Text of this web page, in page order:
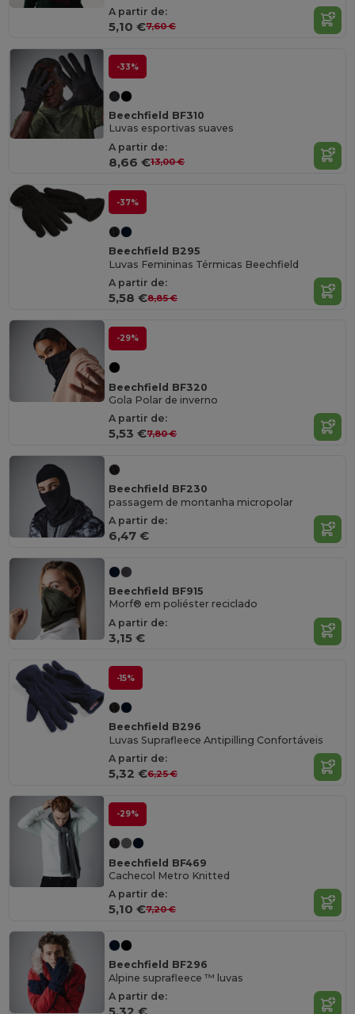
A partir de:
5,10 €7,60 €
-33%
Beechfield BF310
Luvas esportivas suaves
A partir de:
8,66 €13,00 €
-37%
Beechfield B295
Luvas Femininas Térmicas Beechfield
A partir de:
5,58 €8,85 €
-29%
Beechfield BF320
Gola Polar de inverno
A partir de:
5,53 €7,80 €
Beechfield BF230
passagem de montanha micropolar
A partir de:
6,47 €
Beechfield BF915
Morf® em poliéster reciclado
A partir de:
3,15 €
-15%
Beechfield B296
Luvas Suprafleece Antipilling Confortáveis
A partir de:
5,32 €6,25 €
-29%
Beechfield BF469
Cachecol Metro Knitted
A partir de:
5,10 €7,20 €
Beechfield BF296
Alpine suprafleece ™ luvas
A partir de: